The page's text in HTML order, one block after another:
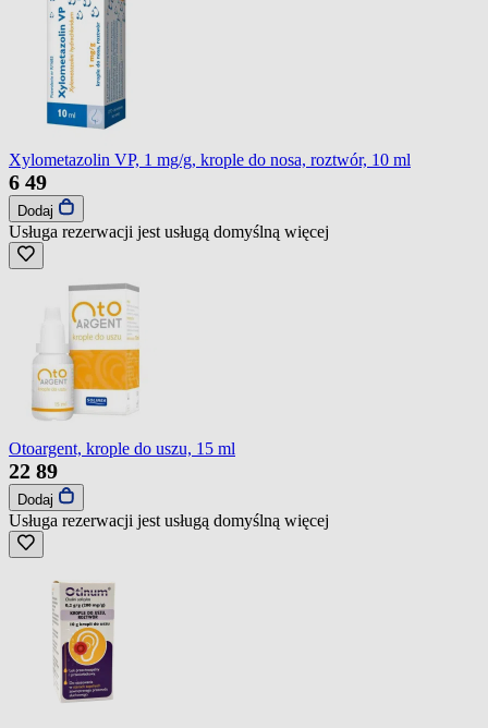
Xylometazolin VP, 1 mg/g, krople do nosa, roztwór, 10 ml
6 49
Dodaj
Usługa rezerwacji jest usługą domyślną więcej
Otoargent, krople do uszu, 15 ml
22 89
Dodaj
Usługa rezerwacji jest usługą domyślną więcej